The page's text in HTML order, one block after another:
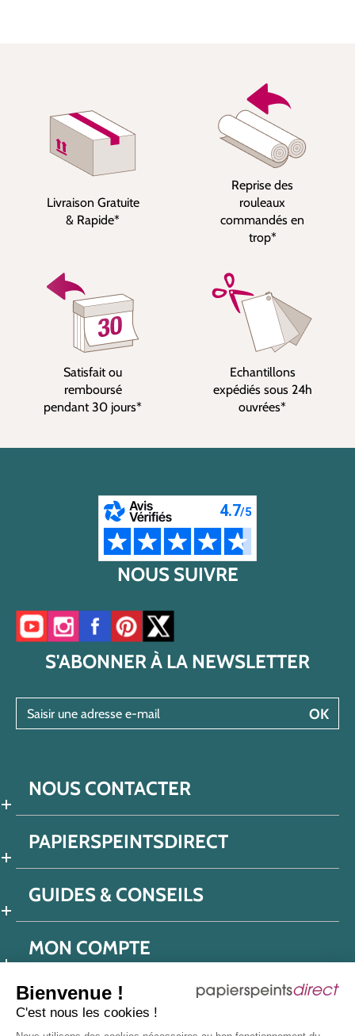
Bienvenue !
C'est nous les cookies !
Livraison Gratuite
& Rapide*
Reprise des
rouleaux
commandés en
trop*
Satisfait ou
remboursé
pendant 30 jours*
Echantillons
expédiés sous 24h
ouvrées*
NOUS SUIVRE
Accéder à notre chaîne YouTube
Accéder à notre compte Instagram
Accéder à notre page Facebook
Accéder à notre compte Pinterest
Accéder à notre compte Twitter/X
S'ABONNER À LA NEWSLETTER
OK
NOUS CONTACTER
PAPIERSPEINTSDIRECT
GUIDES & CONSEILS
MON COMPTE